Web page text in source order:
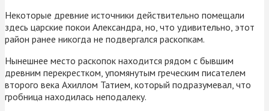
Некоторые древние источники действительно помещали
здесь царские покои Александра, но, что удивительно, этот
район ранее никогда не подвергался раскопкам.
Нынешнее место раскопок находится рядом с бывшим
древним перекрестком, упомянутым греческим писателем
второго века Ахиллом Татием, который подразумевал, что
гробница находилась неподалеку.